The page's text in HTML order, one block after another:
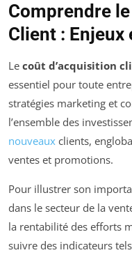
Comprendre
Client :
Le coût d’acquisition
essentiel pour toute
stratégies marketing et
l’ensemble des
nouveaux clients,
ventes et promotions.
Pour illustrer son
dans le secteur de la
la rentabilité des efforts
suivre des indicateurs